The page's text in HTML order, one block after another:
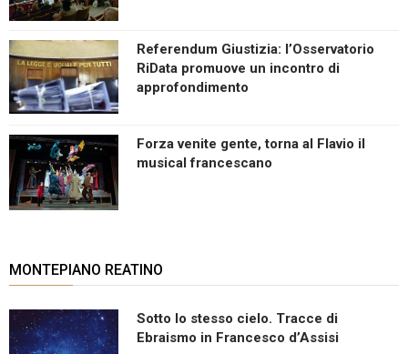
Referendum Giustizia: l’Osservatorio
RiData promuove un incontro di
approfondimento
Forza venite gente, torna al Flavio il
musical francescano
MONTEPIANO REATINO
Sotto lo stesso cielo. Tracce di
Ebraismo in Francesco d’Assisi